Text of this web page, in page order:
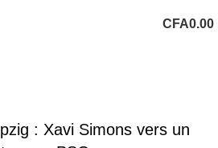
CFA0.00
: Xavi Simons vers un